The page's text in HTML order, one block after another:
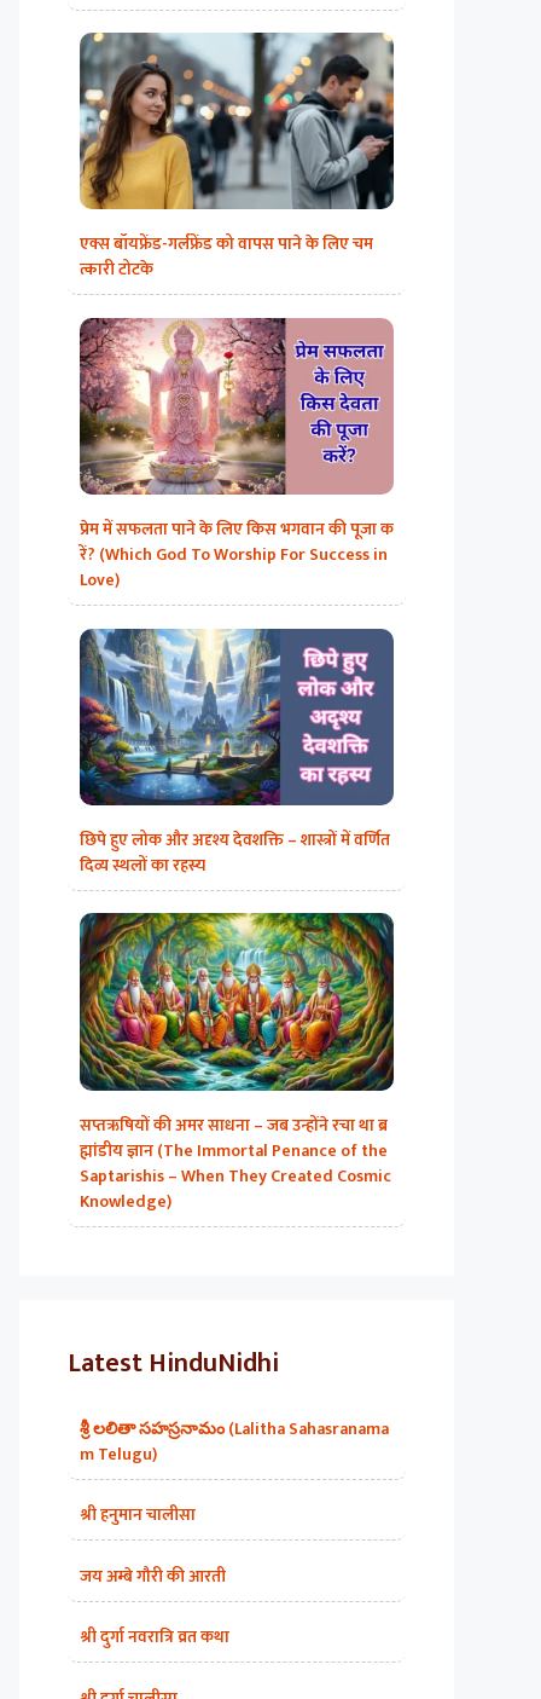
एक्स बॉयफ्रेंड-गर्लफ्रेंड को वापस पाने के लिए चम
त्कारी टोटके
प्रेम में सफलता पाने के लिए किस भगवान की पूजा क
रें? (Which God To Worship For Success in
Love)
छिपे हुए लोक और अदृश्य देवशक्ति – शास्त्रों में वर्णित
दिव्य स्थलों का रहस्य
सप्तऋषियों की अमर साधना – जब उन्होंने रचा था ब्र
ह्मांडीय ज्ञान (The Immortal Penance of the
Saptarishis – When They Created Cosmic
Knowledge)
Latest HinduNidhi
శ్రీ లలితా సహస్రనామం (Lalitha Sahasranama
m Telugu)
श्री हनुमान चालीसा
जय अम्बे गौरी की आरती
श्री दुर्गा नवरात्रि व्रत कथा